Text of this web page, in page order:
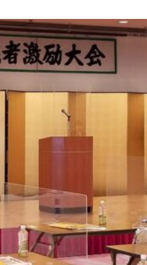
環境配慮と確かな施工を実現